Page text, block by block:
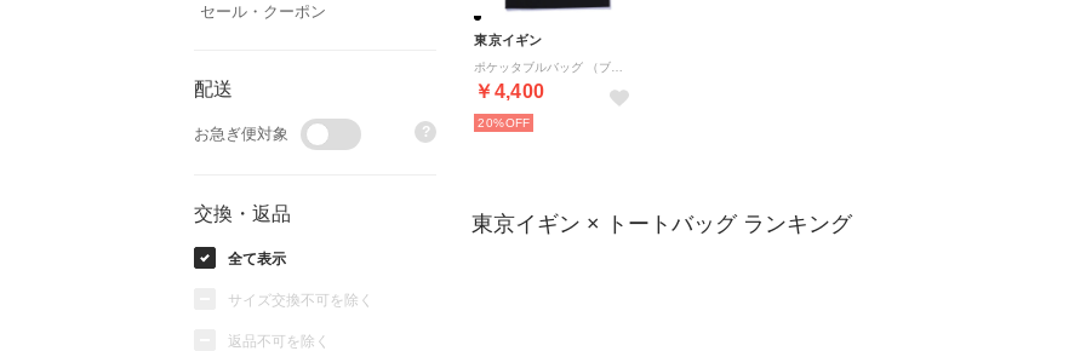
セール・クーポン
配送
お急ぎ便対象 ?
交換・返品
全て表示
サイズ交換不可を除く
返品不可を除く
東京イギン
￥4,400
20%
東京イギン × トートバッグ ランキング